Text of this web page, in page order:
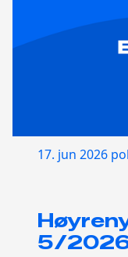
17. jun 2026
5/